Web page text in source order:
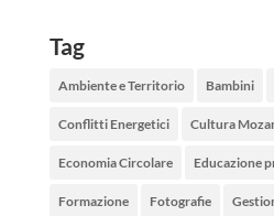
Tag
Ambiente e Territorio Bambini
Conflitti Energetici Cultura
Economia Circolare Educazione
Formazione Fotografie